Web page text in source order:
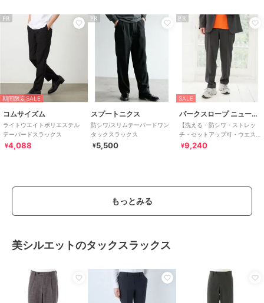
PR
期間限定SALE
コムサイズム
ライトウエイトポリエステル
テーパードスラックス
¥4,088
PR
スプートニクス
防シワ/スリムテーパードワン
タックスラックス
¥5,500
PR
SALE
パークスロープ ニューヨーカー
【洗える・防シワ・ストレッ
チ・セットアップ可・ウエス
トゴム】ワンタ
¥9,240
もっとみる
美シルエットのタックスラックス